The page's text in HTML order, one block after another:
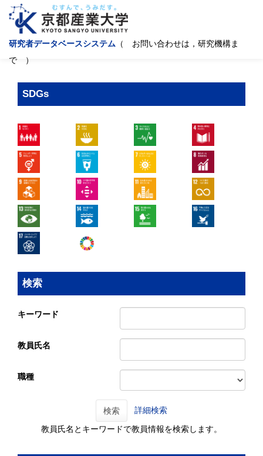
研究者データベースシステム （ お問い合わせは，研究機構ま
で ）
SDGs
検索
キーワード
教員氏名
職種
検索 詳細検索
教員氏名とキーワードで教員情報を検索します。